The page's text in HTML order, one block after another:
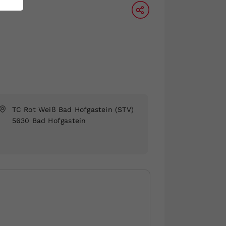
TC Rot Weiß Bad Hofgastein (STV)
5630 Bad Hofgastein